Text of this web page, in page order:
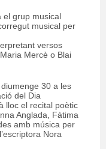
el grup musical
musical per
versos
Mercè o Blai
30 a les
del Dia
lloc el recital poètic
Anglada, Fàtima
amb música per
Nora